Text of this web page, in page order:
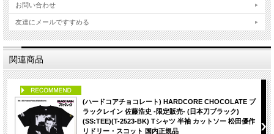
お問い合わせ
友達にメールですすめる
関連商品
(ハードコアチョコレート) HARDCORE CHOCOLATE ブ
ラックレイン 佐藤浩史 -限定販売- (日本刀ブラック)
(SS:TEE)(T-2523-BK) Tシャツ 半袖 カットソー 松田優作
リドリー・スコット 国内正規品